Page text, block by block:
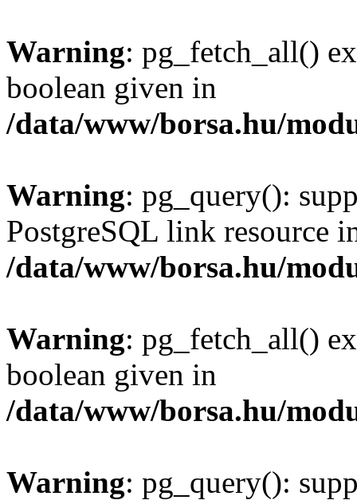
Warning: pg_fetch_all()
boolean given in
/data/www/borsa.hu/
Warning: pg_query():
PostgreSQL link resource
/data/www/borsa.hu/
Warning: pg_fetch_all()
boolean given in
/data/www/borsa.hu/
Warning: pg_query():